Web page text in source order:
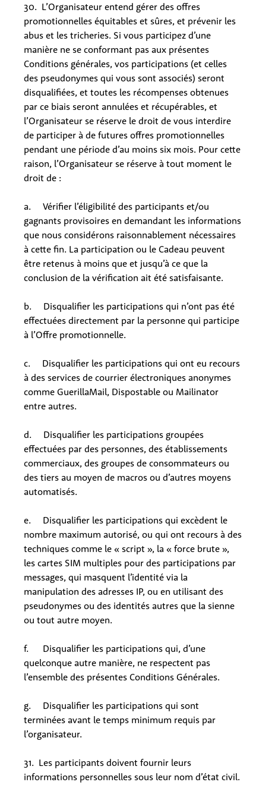
30. L’Organisateur entend gérer des offres
promotionnelles équitables et sûres, et prévenir les
abus et les tricheries. Si vous participez d’une
manière ne se conformant pas aux présentes
Conditions générales, vos participations (et celles
des pseudonymes qui vous sont associés) seront
disqualifiées, et toutes les récompenses obtenues
par ce biais seront annulées et récupérables, et
l’Organisateur se réserve le droit de vous interdire
de participer à de futures offres promotionnelles
pendant une période d’au moins six mois. Pour cette
raison, l’Organisateur se réserve à tout moment le
droit de :
a. Vérifier l’éligibilité des participants et/ou
gagnants provisoires en demandant les informations
que nous considérons raisonnablement nécessaires
à cette fin. La participation ou le Cadeau peuvent
être retenus à moins que et jusqu’à ce que la
conclusion de la vérification ait été satisfaisante.
b. Disqualifier les participations qui n’ont pas été
effectuées directement par la personne qui participe
à l’Offre promotionnelle.
c. Disqualifier les participations qui ont eu recours
à des services de courrier électroniques anonymes
comme GuerillaMail, Dispostable ou Mailinator
entre autres.
d. Disqualifier les participations groupées
effectuées par des personnes, des établissements
commerciaux, des groupes de consommateurs ou
des tiers au moyen de macros ou d’autres moyens
automatisés.
e. Disqualifier les participations qui excèdent le
nombre maximum autorisé, ou qui ont recours à des
techniques comme le « script », la « force brute »,
les cartes SIM multiples pour des participations par
messages, qui masquent l’identité via la
manipulation des adresses IP, ou en utilisant des
pseudonymes ou des identités autres que la sienne
ou tout autre moyen.
f. Disqualifier les participations qui, d’une
quelconque autre manière, ne respectent pas
l’ensemble des présentes Conditions Générales.
g. Disqualifier les participations qui sont
terminées avant le temps minimum requis par
l’organisateur.
31. Les participants doivent fournir leurs
informations personnelles sous leur nom d’état civil.